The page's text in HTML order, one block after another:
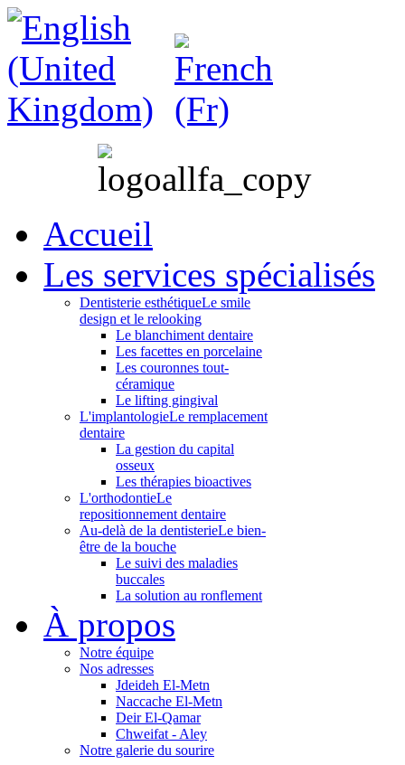
Accueil
Les services spécialisés
Dentisterie esthétiqueLe smile
design et le relooking
Le blanchiment dentaire
Les facettes en porcelaine
Les couronnes tout-
céramique
Le lifting gingival
L'implantologieLe remplacement
dentaire
La gestion du capital
osseux
Les thérapies bioactives
L'orthodontieLe
repositionnement dentaire
Au-delà de la dentisterieLe bien-
être de la bouche
Le suivi des maladies
buccales
La solution au ronflement
À propos
Notre équipe
Nos adresses
Jdeideh El-Metn
Naccache El-Metn
Deir El-Qamar
Chweifat - Aley
Notre galerie du sourire